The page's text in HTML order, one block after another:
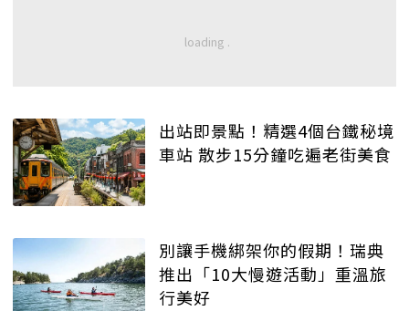
出站即景點！精選4個台鐵秘境
車站 散步15分鐘吃遍老街美食
別讓手機綁架你的假期！瑞典
推出「10大慢遊活動」重溫旅
行美好